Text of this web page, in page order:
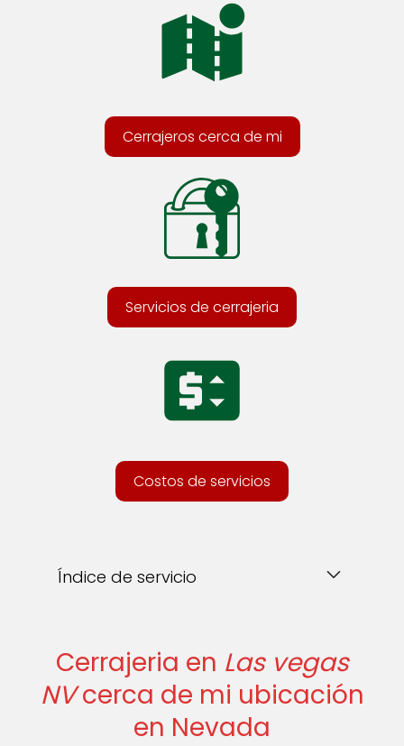
Cerrajeros cerca de mi
Servicios de cerrajeria
Costos de servicios
Índice de servicio
Cerrajeria en Las vegas
NVcerca de mi ubicación
en Nevada